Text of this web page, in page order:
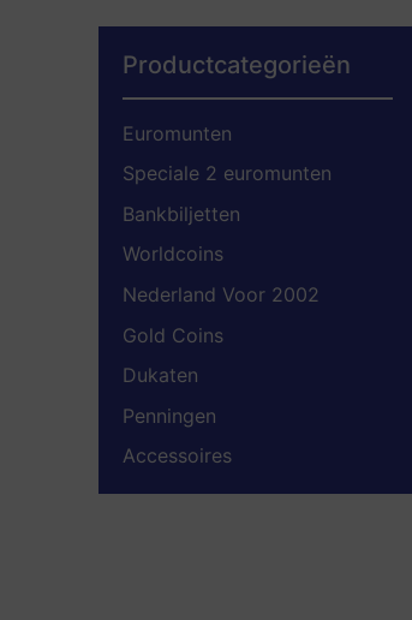
Productcategorieën
Euromunten
Speciale 2 euromunten
Bankbiljetten
Worldcoins
Nederland Voor 2002
Gold Coins
Dukaten
Penningen
Accessoires